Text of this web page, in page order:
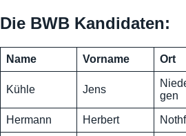
Die BWB Kandidaten:
Name Vorname Ort
Kühle Jens
gen
Hermann Herbert